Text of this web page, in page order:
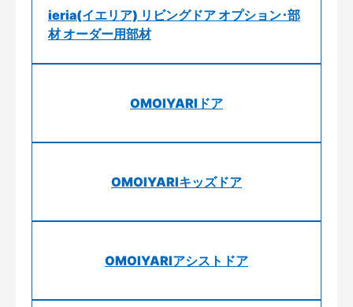
ieria(イエリア) リビングドア オプション･部
材 オーダー用部材
OMOIYARIドア
OMOIYARIキッズドア
OMOIYARIアシストドア